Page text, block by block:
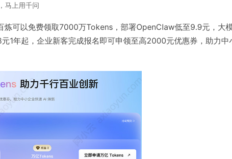
马上用千问
炼可以免费领取7000万Tokens，部署OpenClaw低至9.9元，大
1年起，企业新客完成报名即可申领至高2000元优惠券，助力中